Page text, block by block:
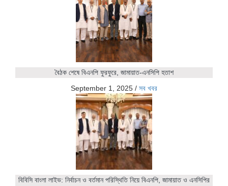
বৈঠক শেষে বিএনপি ফুরফুরে, জামায়াত-এনসিপি হতাশ
September 1, 2025 / সব খবর
বিবিসি বাংলা লাইভ: নির্বাচন ও বর্তমান পরিস্থিতি নিয়ে বিএনপি, জামায়াত ও এনসিপির